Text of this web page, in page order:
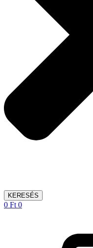
KERESÉS
0 Ft 0